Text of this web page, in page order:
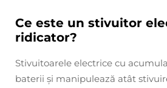
Ce este un stivuitor
ridicator?
Stivuitoarele electrice cu
baterii și manipulează atât